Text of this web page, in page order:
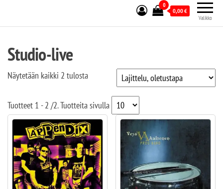
Valikko
0
0,00€
Studio-live
Näytetään kaikki 2 tulosta
Tuotteet 1 - 2 /2. Tuotteita sivulla